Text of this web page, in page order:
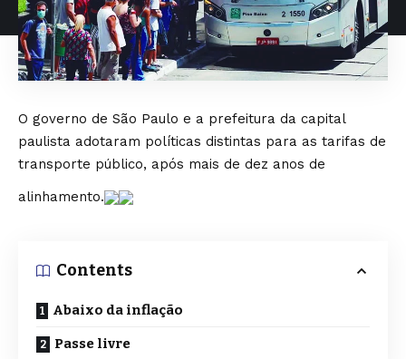
O governo de São Paulo e a prefeitura da capital
paulista adotaram políticas distintas para as tarifas de
transporte público, após mais de dez anos de
alinhamento.
Contents
Abaixo da inflação
Passe livre